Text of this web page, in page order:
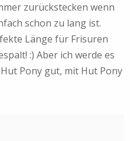
zurückstecken wenn
schon zu lang ist.
Länge für Frisuren
:) Aber ich werde es
Pony gut, mit Hut Pony